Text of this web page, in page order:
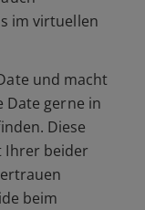
im virtuellen
und macht
Date gerne in
Diese
Ihrer beider
beim